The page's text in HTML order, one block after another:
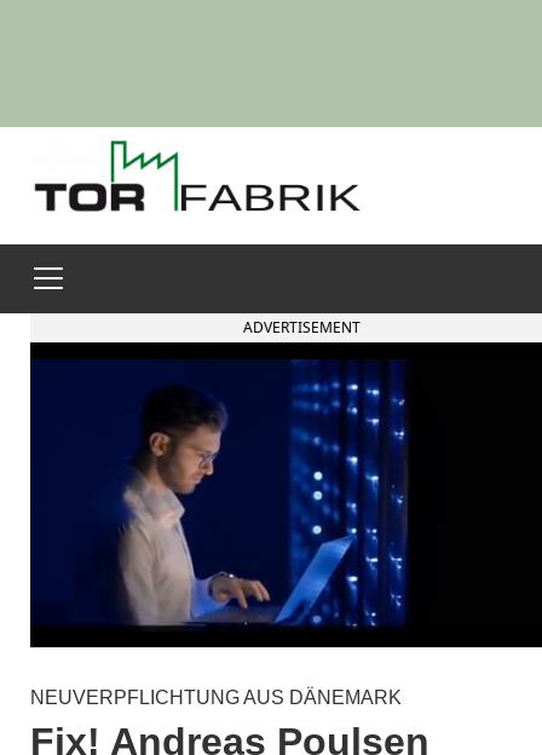
ADVERTISEMENT
NEUVERPFLICHTUNG AUS DÄNEMARK
Fix! Andreas Poulsen